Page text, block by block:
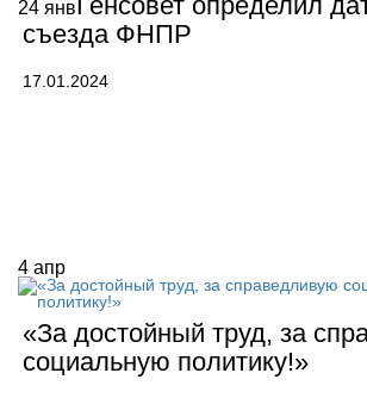
24 янв
съезда ФНПР
17.01.2024
4 апр
«За достойный труд, за
социальную политику!»